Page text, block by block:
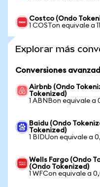
Costco (Ondo
1 COSTon equivale a
Explorar más
Conversiones
Airbnb (Ondo
Tokenized)
1 ABNBon equivale a
Baidu (Ondo
Tokenized)
1 BIDUon equivale a
Wells Fargo (Ondo
(Ondo Tokenized)
1 WFCon equivale a